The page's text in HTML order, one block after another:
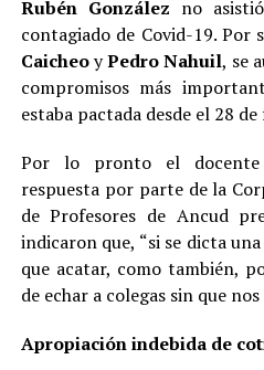
Rubén González no
contagiado de Covid-19.
CaicheoyPedro Nahuil, se
compromisos más
estaba pactada desde el 28
Por lo pronto el docente
respuesta por parte de la
de Profesores de Ancud
indicaron que, “si se dicta
que acatar, como también,
de echar a colegas sin que
Apropiación indebida de